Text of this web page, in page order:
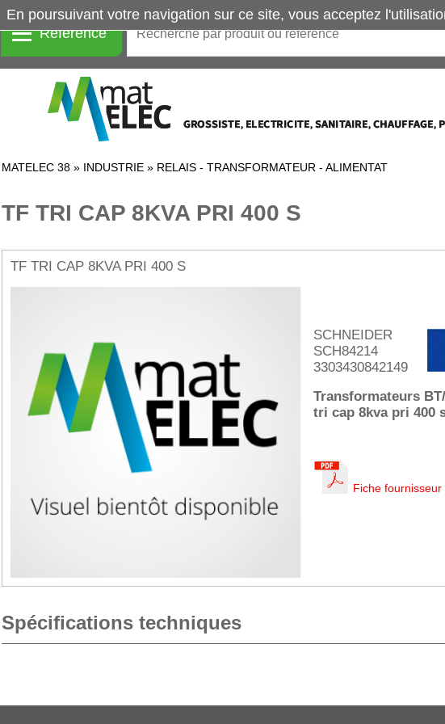
Référence
MATELEC 38 » INDUSTRIE » RELAIS - TRANSFORMATEUR - ALIMENTAT
TF TRI CAP 8KVA PRI 400 S
TF TRI CAP 8KVA PRI 400 S
SCHNEIDER
SCH84214
3303430842149
Transformateurs
tri cap 8kva pri 400
Fiche fournisseur
Spécifications techniques
En poursuivant votre navigation sur ce site, vous acceptez